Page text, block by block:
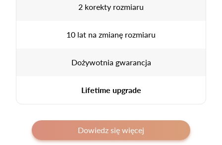
2 korekty rozmiaru
10 lat na zmianę rozmiaru
Dożywotnia gwarancja
Lifetime upgrade
Dowiedz się więcej